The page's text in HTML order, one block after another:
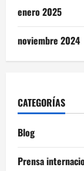
enero 2025
noviembre 2024
CATEGORÍAS
Blog
Prensa